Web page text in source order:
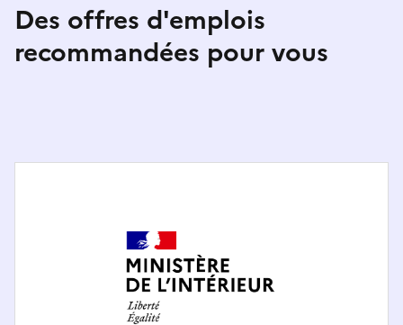
Des offres d'emplois
recommandées pour vous